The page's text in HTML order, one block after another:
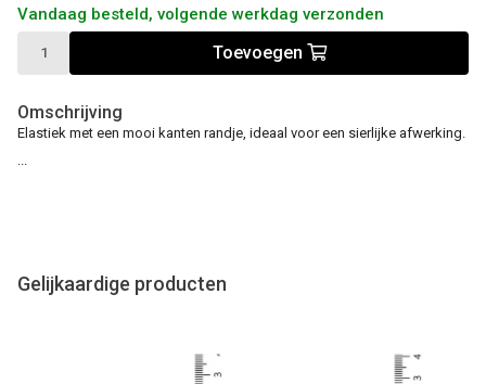
Vandaag besteld, volgende werkdag verzonden
Toevoegen
Omschrijving
Elastiek met een mooi kanten randje, ideaal voor een sierlijke afwerking.
Gelijkaardige producten